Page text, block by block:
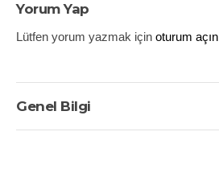
Yorum Yap
Lütfen yorum yazmak için oturum açın
Genel Bilgi